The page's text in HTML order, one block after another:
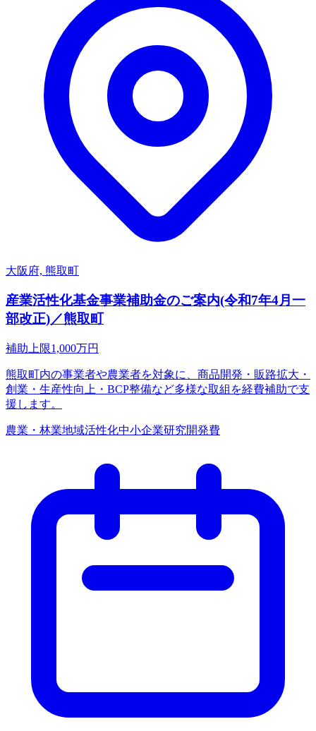
大阪府, 熊取町
産業活性化基金事業補助金のご案内(令和7年4月一
部改正)／熊取町
補助上限1,000万円
熊取町内の事業者や農業者を対象に、商品開発・販路拡大・
創業・生産性向上・BCP整備など多様な取組を経費補助で支
援します。
農業・林業地域活性化中小企業研究開発費